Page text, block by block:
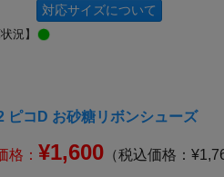
対応サイズについて
況】
ピコD お砂糖リボンシューズ
格： ¥1,600 （税込価格：